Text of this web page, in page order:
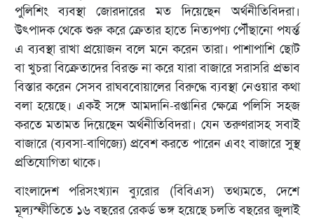
পুলিশিং ব্যবস্থা জোরদারের মত দিয়েছেন অর্থনীতিবিদরা।
উৎপাদক থেকে শুরু করে ক্রেতার হাতে নিত্যপণ্য পৌঁছানো পযর্ন্ত
এ ব্যবস্থা রাখা প্রয়োজন বলে মনে করেন তারা। পাশাপাশি ছোট
বা খুচরা বিক্রেতাদের বিরক্ত না করে যারা বাজারে সরাসরি প্রভাব
বিস্তার করেন সেসব রাঘববোয়ালের বিরুদ্ধে ব্যবস্থা নেওয়ার কথা
বলা হয়েছে। একই সঙ্গে আমদানি-রপ্তানির ক্ষেত্রে পলিসি সহজ
করতে মতামত দিয়েছেন অর্থনীতিবিদরা। যেন তরুণরাসহ সবাই
বাজারে (ব্যবসা-বাণিজ্যে) প্রবেশ করতে পারেন এবং বাজারে সুস্থ
প্রতিযোগিতা থাকে।
বাংলাদেশ পরিসংখ্যান ব্যুরোর (বিবিএস) তথ্যমতে, দেশে
মূল্যস্ফীতিতে ১৬ বছরের রেকর্ড ভঙ্গ হয়েছে চলতি বছরের জুলাই